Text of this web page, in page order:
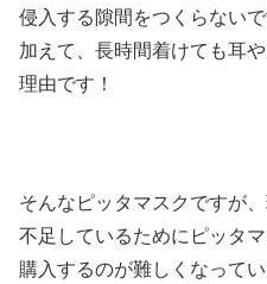
侵入する隙間をつくらないで
加えて、長時間着けても耳
理由です！
そんなピッタマスクですが
不足しているためにピッタ
購入するのが難しくなってい